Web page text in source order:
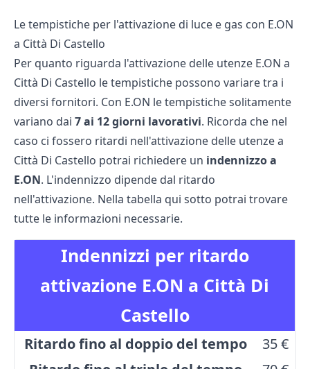
Le tempistiche per l'attivazione di luce e gas con E.ON
a Città Di Castello
Per quanto riguarda l'attivazione delle utenze E.ON a
Città Di Castello le tempistiche possono variare tra i
diversi fornitori. Con E.ON le tempistiche solitamente
variano dai 7 ai 12 giorni lavorativi. Ricorda che nel
caso ci fossero ritardi nell'attivazione delle utenze a
Città Di Castello potrai richiedere un indennizzo a
E.ON. L'indennizzo dipende dal ritardo
nell'attivazione. Nella tabella qui sotto potrai trovare
tutte le informazioni necessarie.
Indennizzi per ritardo
attivazione E.ON a Città Di
Castello
Ritardo fino al doppio del tempo
35 €